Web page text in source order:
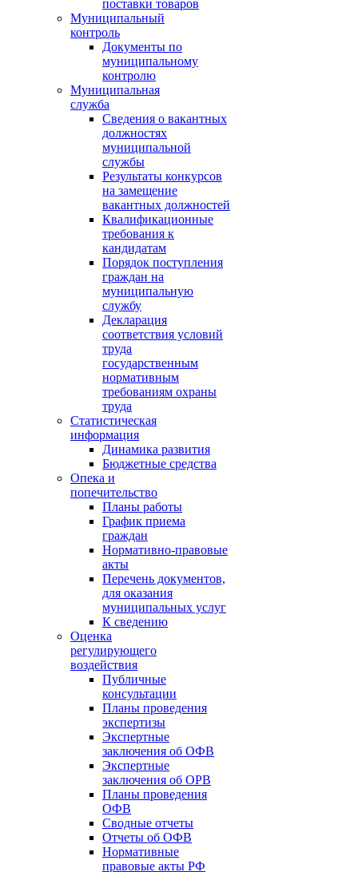
поставки товаров
Муниципальный
контроль
Документы по
муниципальному
контролю
Муниципальная
служба
Сведения о вакантных
должностях
муниципальной
службы
Результаты конкурсов
на замещение
вакантных должностей
Квалификационные
требования к
кандидатам
Порядок поступления
граждан на
муниципальную
службу
Декларация
соответствия условий
труда
государственным
нормативным
требованиям охраны
труда
Статистическая
информация
Динамика развития
Бюджетные средства
Опека и
попечительство
Планы работы
График приема
граждан
Нормативно-правовые
акты
Перечень документов,
для оказания
муниципальных услуг
К сведению
Оценка
регулирующего
воздействия
Публичные
консультации
Планы проведения
экспертизы
Экспертные
заключения об ОФВ
Экспертные
заключения об ОРВ
Планы проведения
ОФВ
Сводные отчеты
Отчеты об ОФВ
Нормативные
правовые акты РФ